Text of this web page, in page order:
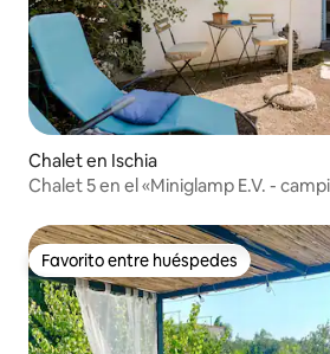
Chalet en Ischia
Chalet 5 en el «Miniglamp E.V. -
Favorito entre huéspedes
Favorito entre huéspedes